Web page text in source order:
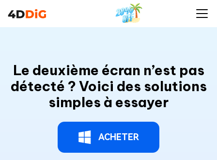
Le deuxième écran n’est pas
détecté ? Voici des solutions
simples à essayer
ACHETER